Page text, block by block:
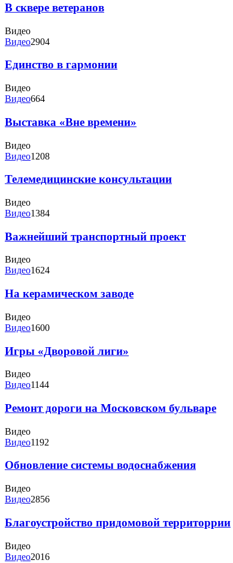
В сквере ветеранов
Видео
Видео2904
Единство в гармонии
Видео
Видео664
Выставка «Вне времени»
Видео
Видео1208
Телемедицинские консультации
Видео
Видео1384
Важнейший транспортный проект
Видео
Видео1624
На керамическом заводе
Видео
Видео1600
Игры «Дворовой лиги»
Видео
Видео1144
Ремонт дороги на Московском бульваре
Видео
Видео1192
Обновление системы водоснабжения
Видео
Видео2856
Благоустройство придомовой территоррии
Видео
Видео2016